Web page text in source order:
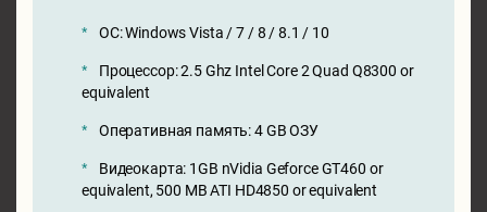
ОС: Windows Vista / 7 / 8 / 8.1 / 10
Процессор: 2.5 Ghz Intel Core 2 Quad Q8300 or
equivalent
Оперативная память: 4 GB ОЗУ
Видеокарта: 1GB nVidia Geforce GT460 or
equivalent, 500 MB ATI HD4850 or equivalent